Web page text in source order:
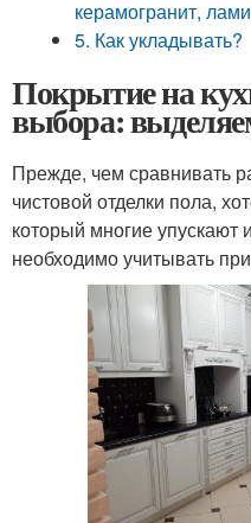
керамогранит,
5. Как укладывать?
Покрытие на
выбора:
Прежде, чем сравнивать
чистовой отделки пола,
который многие упускают
необходимо учитывать